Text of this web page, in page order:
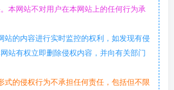
本网站不对用户在本网站上的任何行为承
站的内容进行实时监控的权利，如发现有侵
站有权立即删除侵权内容，并向有关部门
式的侵权行为不承担任何责任，包括但不限